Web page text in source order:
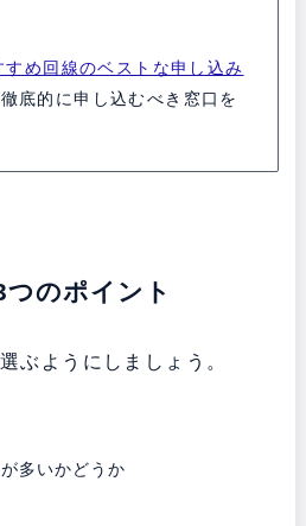
め回線のベストな申し込み
徹底的に申し込むべき窓口を
のポイント
ぶようにしましょう。
多いかどうか